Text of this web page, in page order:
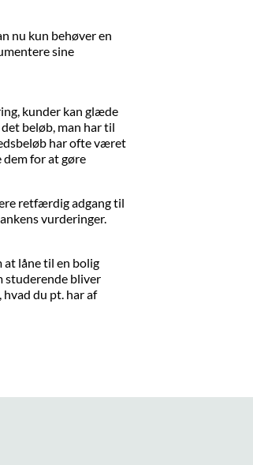
nu kun behøver en
sine
kunder kan glæde
beløb, man har til
har ofte været
for at gøre
retfærdig adgang til
vurderinger.
at låne til en bolig
studerende bliver
du pt. har af